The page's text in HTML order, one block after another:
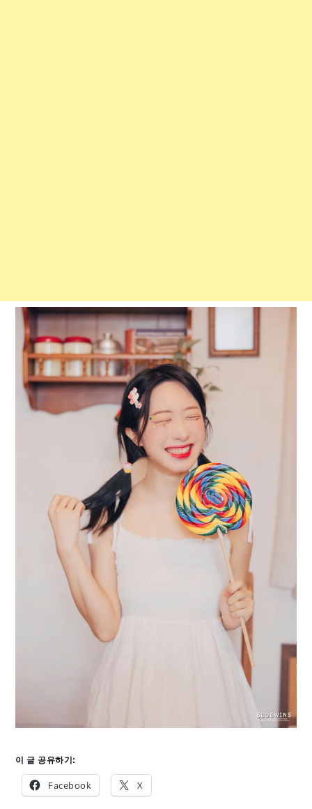
이 글 공유하기:
Facebook X